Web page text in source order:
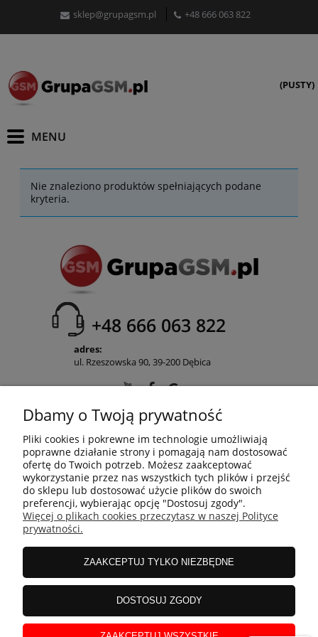
sklep@grupagsm.pl +48 666 063 822
(PUSTY)
Nie znaleziono produktów spełniających podane
kryteria.
+48 666 063 822
adres:
ul. Rzeszowska 90, 39-200 Dębica
POMOC
MOJE KONTO
INFORMACJE
O NAS
Dbamy o Twoją prywatność
Pliki cookies i pokrewne im technologie umożliwiają
poprawne działanie strony i pomagają nam dostosować
ofertę do Twoich potrzeb. Możesz zaakceptować
wykorzystanie przez nas wszystkich tych plików i przejść
do sklepu lub dostosować użycie plików do swoich
preferencji, wybierając opcję "Dostosuj zgody".
Więcej o plikach cookies przeczytasz w naszej Polityce
prywatności.
ZAAKCEPTUJ TYLKO NIEZBĘDNE
DOSTOSUJ ZGODY